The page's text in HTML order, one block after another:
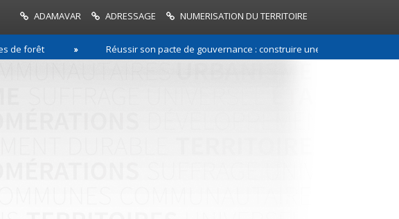
ADAMAVAR ADRESSAGE NUMERISATION DU TERRITOIRE
forêt Réussir son pacte de gouvernance : construire une relation de